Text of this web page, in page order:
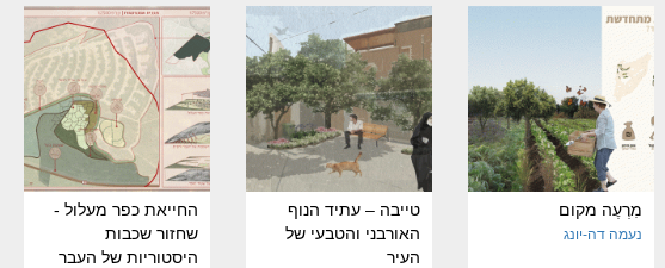
מִרְעֶה מקום
נעמה דה-יונג
טייבה – עתיד הנוף
האורבני והטבעי של
העיר
החייאת כפר מעלול -
שחזור שכבות
היסטוריות של העבר